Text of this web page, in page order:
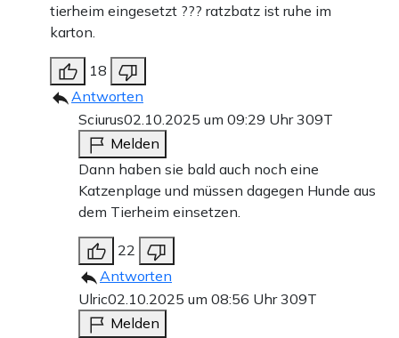
tierheim eingesetzt ??? ratzbatz ist ruhe im
karton.
18
Antworten
Sciurus02.10.2025 um 09:29 Uhr309T
Melden
Dann haben sie bald auch noch eine
Katzenplage und müssen dagegen Hunde aus
dem Tierheim einsetzen.
22
Antworten
Ulric02.10.2025 um 08:56 Uhr309T
Melden